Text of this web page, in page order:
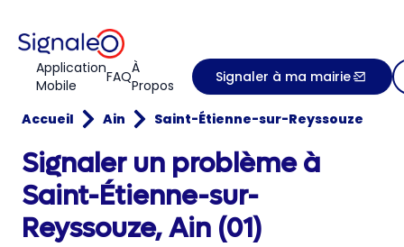
Application
Mobile
FAQÀ
Propos
Signaler à ma mairie
Accueil Ain Saint-Étienne-sur-Reyssouze
Signaler un problème à
Saint-Étienne-sur-
Reyssouze, Ain (01)